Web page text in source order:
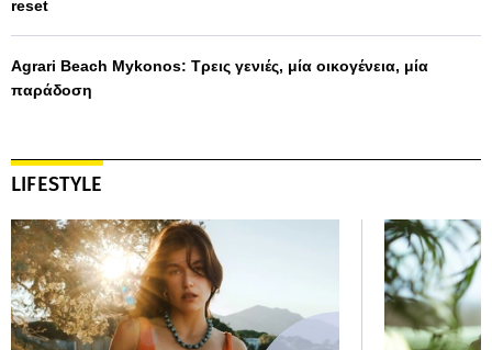
reset
Agrari Beach Mykonos: Τρεις γενιές, μία οικογένεια, μία
παράδοση
LIFESTYLE